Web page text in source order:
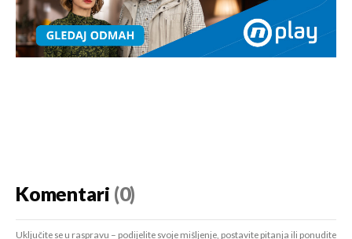
Komentari (0)
Uključite se u raspravu – podijelite svoje mišljenje, postavite pitanja ili ponudite